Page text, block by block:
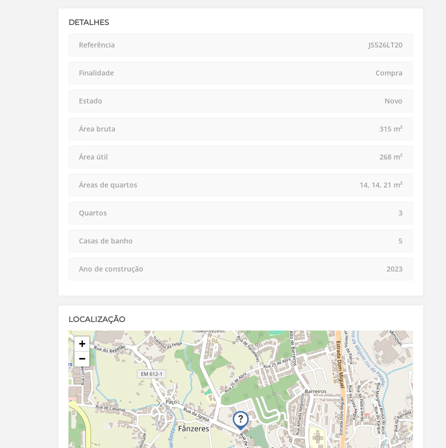
DETALHES
Referência JS526LT20
Finalidade Compra
Estado Novo
Área bruta 315 m²
Área útil 268 m²
Áreas de quartos 14, 14, 21 m²
Quartos 3
Casas de banho 5
Ano de construção 2023
LOCALIZAÇÃO
+
−